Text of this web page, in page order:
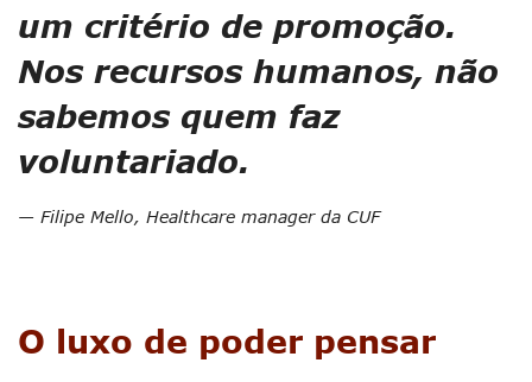
um critério de promoção.
Nos recursos humanos, não
sabemos quem faz
voluntariado.
Filipe Mello, Healthcare manager da CUF
O luxo de poder pensar